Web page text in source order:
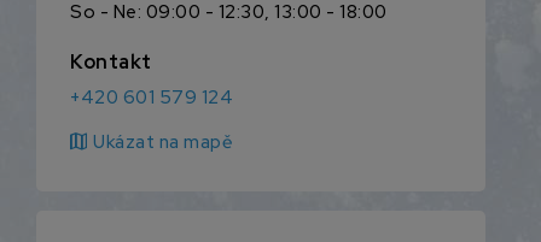
So - Ne: 09:00 - 12:30, 13:00 - 18:00
Kontakt
+420 601 579 124
map Ukázat na mapě